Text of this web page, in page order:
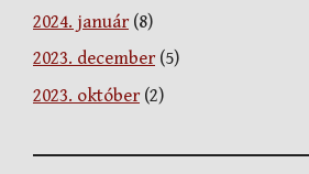
2024. január(8)
2023. december(5)
2023. október(2)